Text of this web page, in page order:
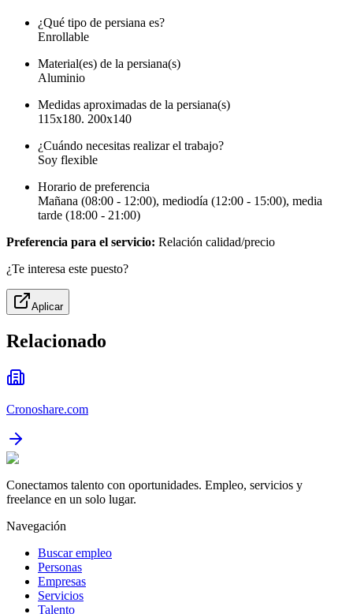
¿Qué tipo de persiana es?
Enrollable
Material(es) de la persiana(s)
Aluminio
Medidas aproximadas de la persiana(s)
115x180. 200x140
¿Cuándo necesitas realizar el trabajo?
Soy flexible
Horario de preferencia
Mañana (08:00 - 12:00), mediodía (12:00 - 15:00), media
tarde (18:00 - 21:00)
Preferencia para el servicio: Relación calidad/precio
¿Te interesa este puesto?
Aplicar
Relacionado
Cronoshare.com
Conectamos talento con oportunidades. Empleo, servicios y
freelance en un solo lugar.
Navegación
Buscar empleo
Personas
Empresas
Servicios
Talento